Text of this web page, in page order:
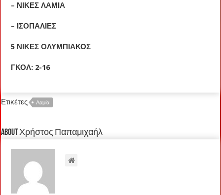
– ΝΙΚΕΣ ΛΑΜΙΑ
– ΙΣΟΠΑΛΙΕΣ
5 ΝΙΚΕΣ ΟΛΥΜΠΙΑΚΟΣ
ΓΚΟΛ: 2-16
Ετικέτες Λαμία
About Χρήστος Παπαμιχαήλ